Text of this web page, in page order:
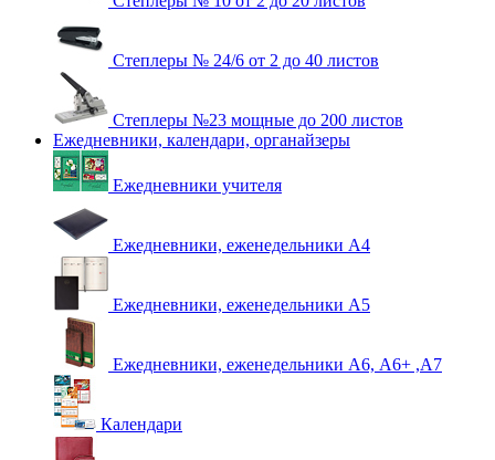
Степлеры № 24/6 от 2 до 40 листов
Степлеры №23 мощные до 200 листов
Ежедневники, календари, органайзеры
Ежедневники учителя
Ежедневники, еженедельники А4
Ежедневники, еженедельники А5
Ежедневники, еженедельники А6, А6+ ,А7
Календари